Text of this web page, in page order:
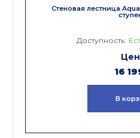
Стеновая лестница
Доступность:
16
В